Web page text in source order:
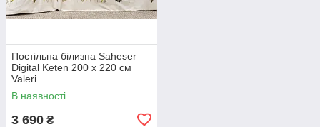
Постільна білизна Saheser
Digital Keten 200 х 220 см
Valeri
В наявності
3 690 ₴